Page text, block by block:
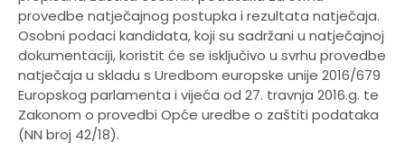
provedbe natječajnog postupka i rezultata natječaja.
Osobni podaci kandidata, koji su sadržani u natječajnoj
dokumentaciji, koristit će se isključivo u svrhu provedbe
natječaja u skladu s Uredbom europske unije 2016/679
Europskog parlamenta i vijeća od 27. travnja 2016.g. te
Zakonom o provedbi Opće uredbe o zaštiti podataka
(NN broj 42/18).